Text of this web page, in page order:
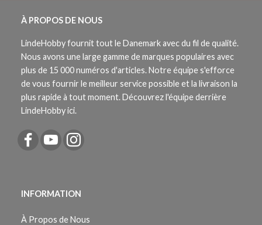
À PROPOS DE NOUS
LindeHobby fournit tout le Danemark avec du fil de qualité.
Nous avons une large gamme de marques populaires avec
plus de 15 000 numéros d'articles. Notre équipe s'efforce
de vous fournir le meilleur service possible et la livraison la
plus rapide à tout moment. Découvrez l'équipe derrière
LindeHobby ici.
INFORMATION
À Propos de Nous